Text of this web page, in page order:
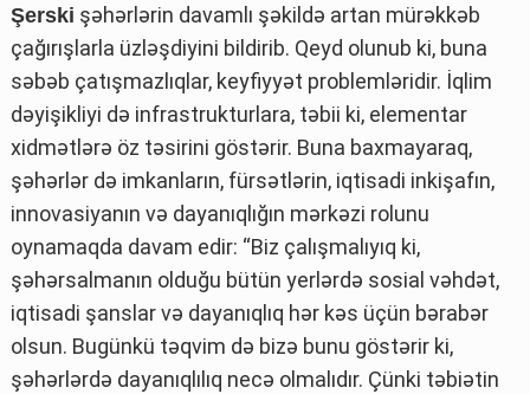
Şerski şəhərlərin davamlı şəkildə artan mürəkkəb
çağırışlarla üzləşdiyini bildirib. Qeyd olunub ki, buna
səbəb çatışmazlıqlar, keyfiyyət problemləridir. İqlim
dəyişikliyi də infrastrukturlara, təbii ki, elementar
xidmətlərə öz təsirini göstərir. Buna baxmayaraq,
şəhərlər də imkanların, fürsətlərin, iqtisadi inkişafın,
innovasiyanın və dayanıqlığın mərkəzi rolunu
oynamaqda davam edir: “Biz çalışmalıyıq ki,
şəhərsalmanın olduğu bütün yerlərdə sosial vəhdət,
iqtisadi şanslar və dayanıqlıq hər kəs üçün bərabər
olsun. Bugünkü təqvim də bizə bunu göstərir ki,
şəhərlərdə dayanıqlılıq necə olmalıdır. Çünki təbiətin